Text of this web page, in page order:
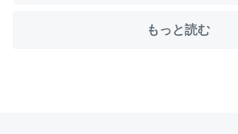
─ニュース :: 【研究発表】昆虫学の大問題＝「
もっと読む